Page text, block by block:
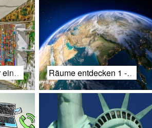
ein… Räume entdecken 1 -…